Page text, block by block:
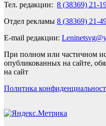
Тел. редакции: 8 (38369) 21-
Отдел рекламы 8 (38369) 21-
E-mail редакции:
При полном или частичном
опубликованных на сайте,
на сайт
Политика